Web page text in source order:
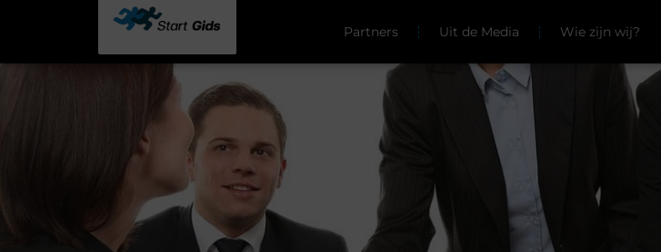
Partners Uit de Media Wie zijn wij?